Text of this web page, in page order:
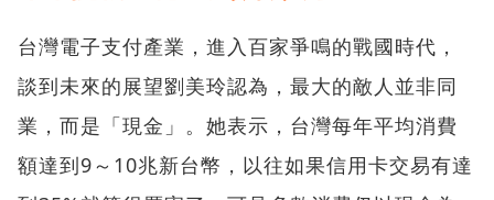
台灣電子支付產業，進入百家爭鳴的戰國時代，
談到未來的展望劉美玲認為，最大的敵人並非同
業，而是「現金」。她表示，台灣每年平均消費
額達到9～10兆新台幣，以往如果信用卡交易有達